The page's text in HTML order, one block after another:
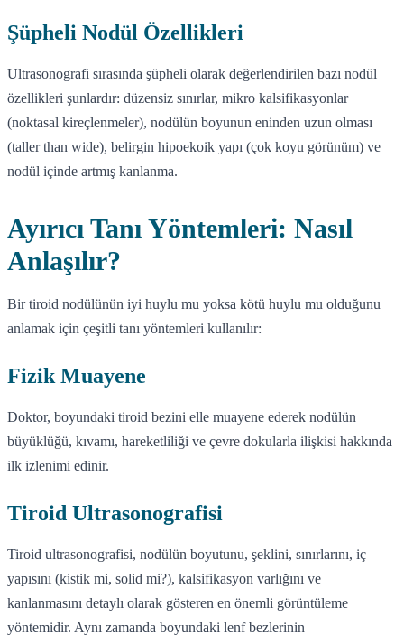
Şüpheli Nodül Özellikleri
Ultrasonografi sırasında şüpheli olarak değerlendirilen bazı nodül
özellikleri şunlardır: düzensiz sınırlar, mikro kalsifikasyonlar
(noktasal kireçlenmeler), nodülün boyunun eninden uzun olması
(taller than wide), belirgin hipoekoik yapı (çok koyu görünüm) ve
nodül içinde artmış kanlanma.
Ayırıcı Tanı Yöntemleri: Nasıl
Anlaşılır?
Bir tiroid nodülünün iyi huylu mu yoksa kötü huylu mu olduğunu
anlamak için çeşitli tanı yöntemleri kullanılır:
Fizik Muayene
Doktor, boyundaki tiroid bezini elle muayene ederek nodülün
büyüklüğü, kıvamı, hareketliliği ve çevre dokularla ilişkisi hakkında
ilk izlenimi edinir.
Tiroid Ultrasonografisi
Tiroid ultrasonografisi, nodülün boyutunu, şeklini, sınırlarını, iç
yapısını (kistik mi, solid mi?), kalsifikasyon varlığını ve
kanlanmasını detaylı olarak gösteren en önemli görüntüleme
yöntemidir. Aynı zamanda boyundaki lenf bezlerinin